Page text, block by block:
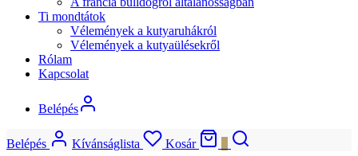
Ti mondtátok
Vélemények a kutyaruhákról
Vélemények a kutyaülésekről
Rólam
Kapcsolat
Belépés
Belépés Kívánságlista Kosár